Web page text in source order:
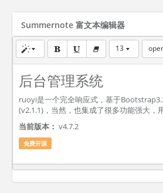
Summernote 富文本编辑器
13
后台管理系统
ruoyi是一个完全响应式，基于
(v2.1.1)，当然，也集成了很多功能强大
当前版本： v4.7.2
免费开源